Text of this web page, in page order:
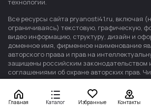
Главная Каталог Избранные Контакты
технологии.
Все ресурсы сайта pryanosti41.ru, включая
ограничиваясь) текстовую, графическую,
видео информацию, структуру, дизайн и
доменное имя, фирменное наименование
авторского права и прав на
защищены российским законодательством
соглашениями об охране авторских прав.